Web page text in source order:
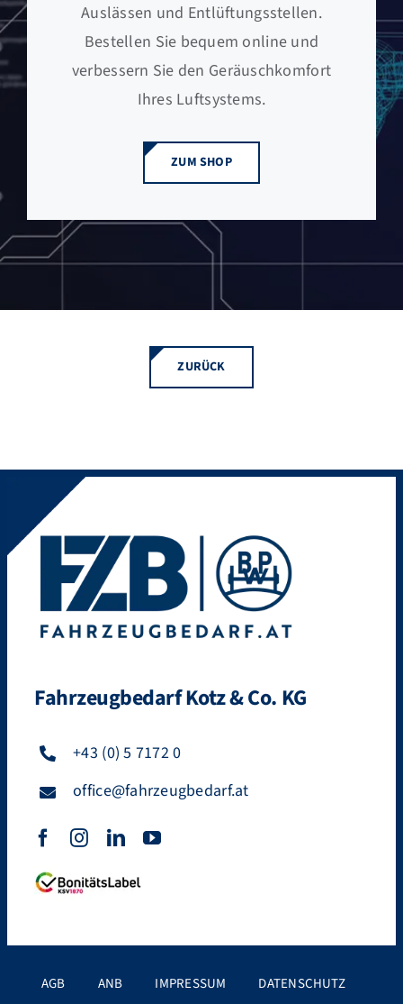
Auslässen und Entlüftungsstellen.
Bestellen Sie bequem online und
verbessern Sie den Geräuschkomfort
Ihres Luftsystems.
ZUM SHOP
ZURÜCK
Fahrzeugbedarf Kotz & Co. KG
+43 (0) 5 7172 0
office@fahrzeugbedarf.at
AGB ANB IMPRESSUM
DATENSCHUTZ